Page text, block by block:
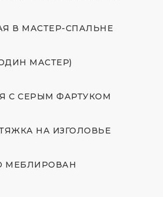
В МАСТЕР-СПАЛЬНЕ
МАСТЕР)
С СЕРЫМ ФАРТУКОМ
НА ИЗГОЛОВЬЕ
МЕБЛИРОВАН